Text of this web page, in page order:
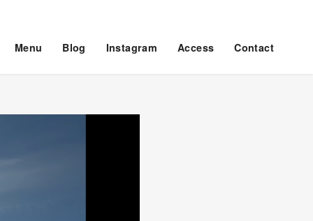
Menu Blog Instagram Access Contact